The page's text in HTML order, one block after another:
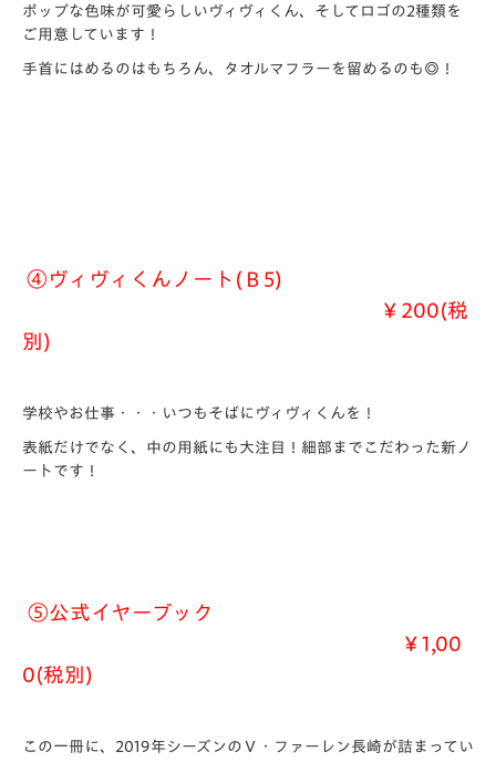
ポップな色味が可愛らしいヴィヴィくん、そしてロゴの2種類を
ご用意しています！
手首にはめるのはもちろん、タオルマフラーを留めるのも◎！
④ ヴィヴィくんノート(Ｂ5)
￥200(税
別)
学校やお仕事・・・いつもそばにヴィヴィくんを！
表紙だけでなく、中の用紙にも大注目！細部までこだわった新ノ
ートです！
⑤公式イヤーブック
￥1,00
0(税別)
この一冊に、2019年シーズンのＶ・ファーレン長崎が詰まってい